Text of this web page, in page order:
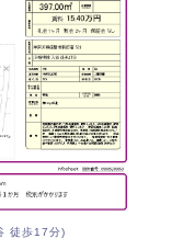
徒歩17分)